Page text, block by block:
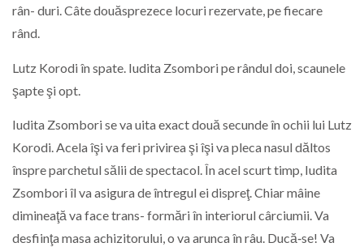
rân- duri. Câte douăsprezece locuri rezervate, pe fiecare
rând.
Lutz Korodi în spate. Iudita Zsombori pe rândul doi, scaunele
şapte şi opt.
Iudita Zsombori se va uita exact două secunde în ochii lui Lutz
Korodi. Acela îşi va feri privirea şi îşi va pleca nasul dăltos
înspre parchetul sălii de spectacol. În acel scurt timp, Iudita
Zsombori îl va asigura de întregul ei dispreţ. Chiar mâine
dimineaţă va face trans- formări în interiorul cârciumii. Va
desfiinţa masa achizitorului, o va arunca în râu. Ducă‑se! Va